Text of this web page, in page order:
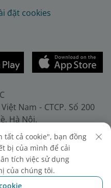
đặt cookies
Nam - CTCP. Số 200
Hà Nội.
Fax: (+84-24)
doanh nghiệp, mã số
đăng ký lần đầu ngày
đổi lần thứ 10 ngày
tất cả cookie", bạn đồng
bị của mình để cải
tích việc sử dụng
của chúng tôi.